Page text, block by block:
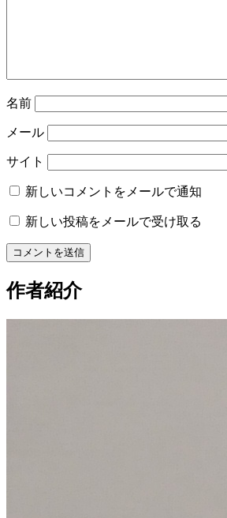
名前
メール
サイト
新しいコメントをメールで通知
新しい投稿をメールで受け取る
作者紹介